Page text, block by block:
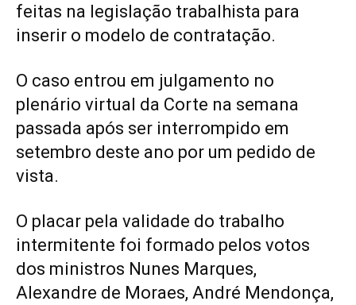
feitas na legislação trabalhista para
inserir o modelo de contratação.
O caso entrou em julgamento no
plenário virtual da Corte na semana
passada após ser interrompido em
setembro deste ano por um pedido de
vista.
O placar pela validade do trabalho
intermitente foi formado pelos votos
dos ministros Nunes Marques,
Alexandre de Moraes, André Mendonça,